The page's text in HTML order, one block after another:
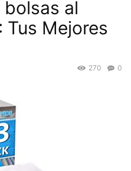
bolsas al
Mejores
0
270